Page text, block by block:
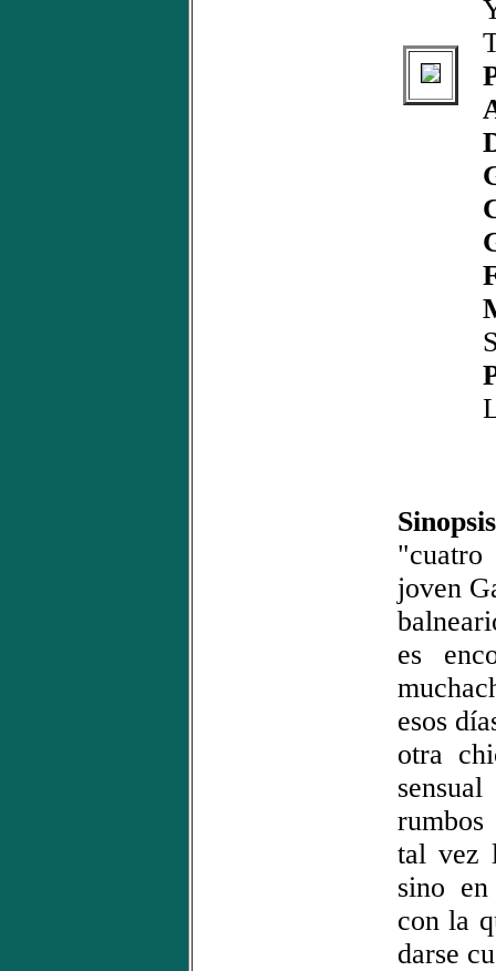
joven
es
esos
otra
tal vez
sino
con la
darse